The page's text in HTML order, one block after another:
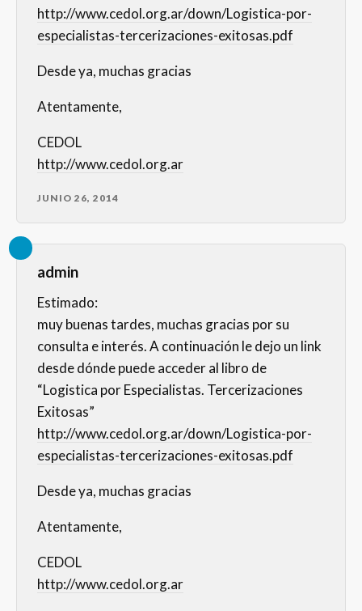
http://www.cedol.org.ar/down/Logistica-por-
especialistas-tercerizaciones-exitosas.pdf
Desde ya, muchas gracias
Atentamente,
CEDOL
http://www.cedol.org.ar
JUNIO 26, 2014
admin
Estimado:
muy buenas tardes, muchas gracias por su
consulta e interés. A continuación le dejo un link
desde dónde puede acceder al libro de
“Logistica por Especialistas. Tercerizaciones
Exitosas”
http://www.cedol.org.ar/down/Logistica-por-
especialistas-tercerizaciones-exitosas.pdf
Desde ya, muchas gracias
Atentamente,
CEDOL
http://www.cedol.org.ar